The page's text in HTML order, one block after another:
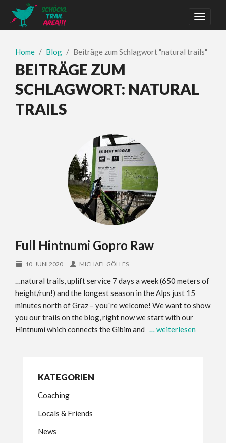
Home Blog Beiträge zum Schlagwort "natural trails"
BEITRÄGE ZUM
SCHLAGWORT: NATURAL
TRAILS
Full Hintnumi Gopro Raw
10. JUNI 2020 MICHAEL GÖLLES
…natural trails, uplift service 7 days a week (650 meters of
height/run!) and the longest season in the Alps just 15
minutes north of Graz – you´re welcome! We want to show
you our trails on the blog, right now we start with our
Hintnumi which connects the Gibim and … weiterlesen
KATEGORIEN
Coaching
Locals & Friends
News